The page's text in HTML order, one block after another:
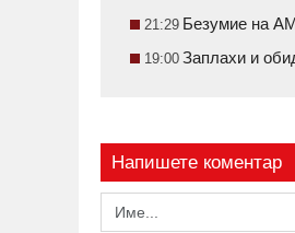
21:29 Безумие на
19:00 Заплахи и
Напишете коментар